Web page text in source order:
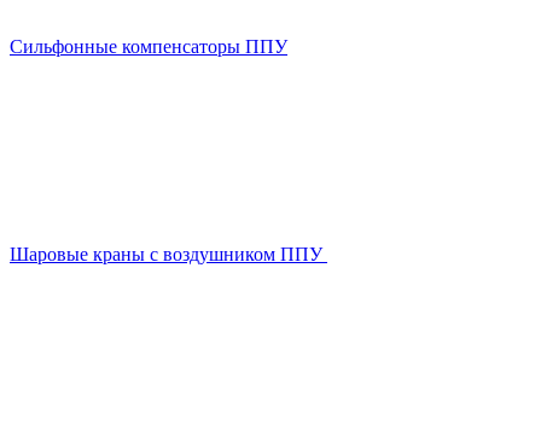
Сильфонные компенсаторы ППУ
Шаровые краны с воздушником ППУ